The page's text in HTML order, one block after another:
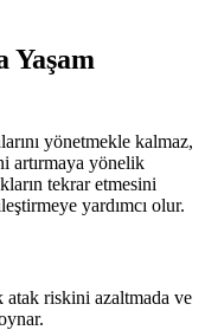
Yaşam
yönetmekle kalmaz,
artırmaya yönelik
tekrar etmesini
yardımcı olur.
atak riskini azaltmada ve